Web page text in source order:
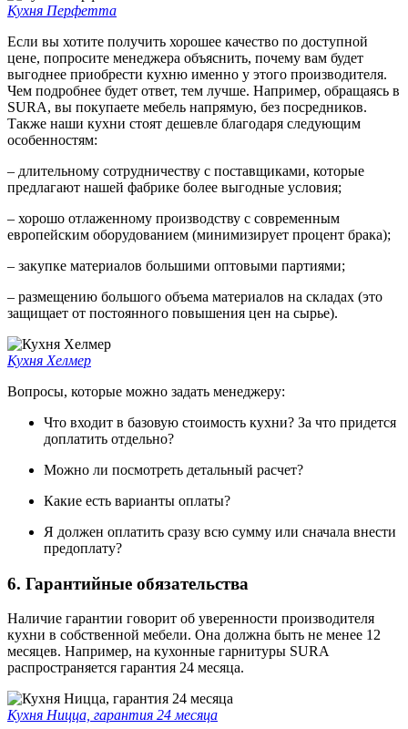
Кухня Перфетта
Если вы хотите получить хорошее качество по доступной
цене, попросите менеджера объяснить, почему вам будет
выгоднее приобрести кухню именно у этого производителя.
Чем подробнее будет ответ, тем лучше. Например, обращаясь в
SURA, вы покупаете мебель напрямую, без посредников.
Также наши кухни стоят дешевле благодаря следующим
особенностям:
– длительному сотрудничеству с поставщиками, которые
предлагают нашей фабрике более выгодные условия;
– хорошо отлаженному производству с современным
европейским оборудованием (минимизирует процент брака);
– закупке материалов большими оптовыми партиями;
– размещению большого объема материалов на складах (это
защищает от постоянного повышения цен на сырье).
Кухня Хелмер
Вопросы, которые можно задать менеджеру:
Что входит в базовую стоимость кухни? За что придется
доплатить отдельно?
Можно ли посмотреть детальный расчет?
Какие есть варианты оплаты?
Я должен оплатить сразу всю сумму или сначала внести
предоплату?
6. Гарантийные обязательства
Наличие гарантии говорит об уверенности производителя
кухни в собственной мебели. Она должна быть не менее 12
месяцев. Например, на кухонные гарнитуры SURA
распространяется гарантия 24 месяца.
Кухня Ницца, гарантия 24 месяца